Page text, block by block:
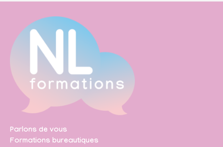
Parlons de vous
Formations bureautiques